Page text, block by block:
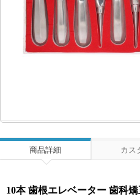
商品詳細 カス
10本 歯根エレベーター 歯科